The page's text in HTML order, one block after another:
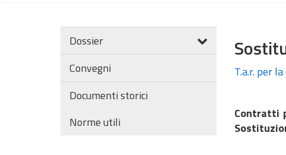
Dossier
Convegni
Documenti storici
Norme utili
T.a.r. per
Contratti